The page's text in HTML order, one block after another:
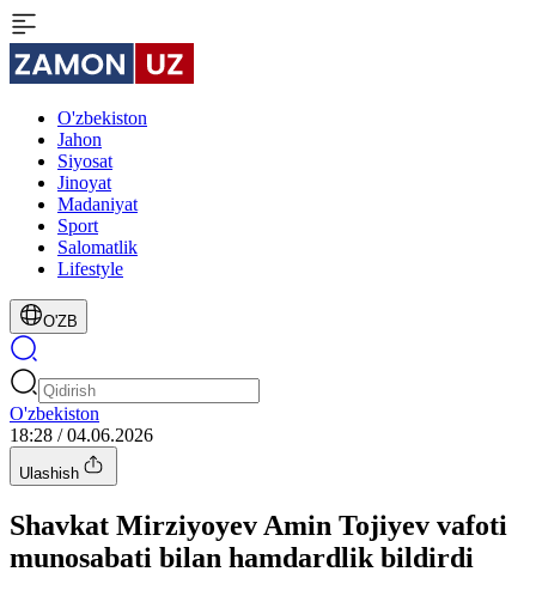
O'zbekiston
Jahon
Siyosat
Jinoyat
Madaniyat
Sport
Salomatlik
Lifestyle
O'ZB
O'zbekiston
18:28 / 04.06.2026
Ulashish
Shavkat Mirziyoyev Amin Tojiyev vafoti
munosabati bilan hamdardlik bildirdi